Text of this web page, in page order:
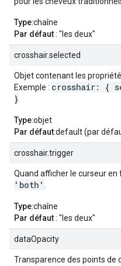
Type:chaîne
Par défaut: "les deux"
crosshair.selected
Objet contenant les
Exemple : crosshair: {
}
Type:objet
Par défaut:default (par
crosshair.trigger
Quand afficher le curseur en
'both'
Type:chaîne
Par défaut: "les deux"
dataOpacity
Transparence des points de